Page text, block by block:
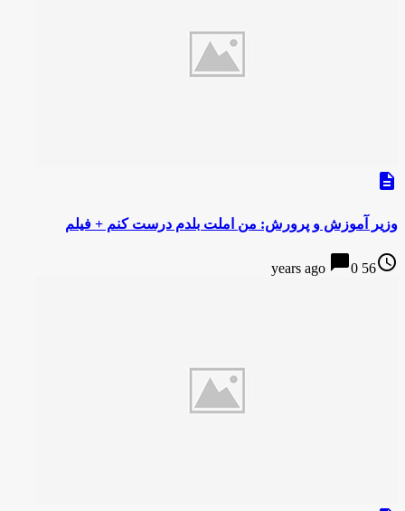
description
وزیر آموزش و پرورش: من املت بلدم درست کنم + فیلم
access_time
56 years ago
chat_bubble0